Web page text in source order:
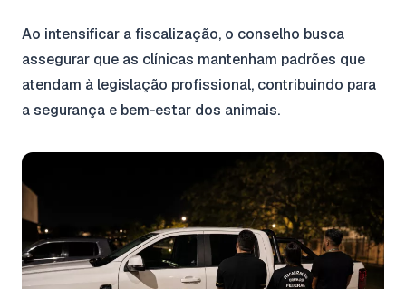
Ao intensificar a fiscalização, o conselho busca
assegurar que as clínicas mantenham padrões que
atendam à legislação profissional, contribuindo para
a segurança e bem‑estar dos animais.